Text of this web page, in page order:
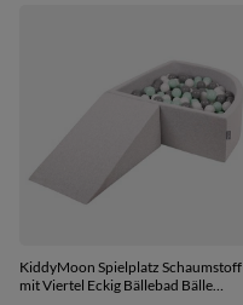
KiddyMoon Spielplatz Schaumstoff
mit Viertel Eckig Bällebad Bälle